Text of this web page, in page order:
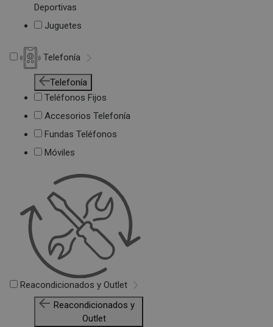
Deportivas
Juguetes
Telefonía
Telefonía
Teléfonos Fijos
Accesorios Telefonía
Fundas Teléfonos
Móviles
Reacondicionados y Outlet
Reacondicionados y
Outlet